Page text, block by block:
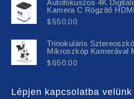
Autofókuszos 4K
Kamera C Rögzítő
$550.00
Trinokuláris
Mikroszkóp Kamerával
$650.00
Lépjen kapcsolatba velünk